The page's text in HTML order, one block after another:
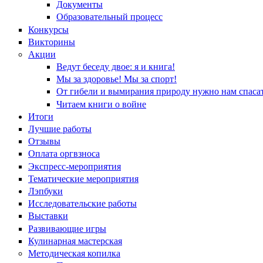
Документы
Образовательный процесс
Конкурсы
Викторины
Акции
Ведут беседу двое: я и книга!
Мы за здоровье! Мы за спорт!
От гибели и вымирания природу нужно нам
Читаем книги о войне
Итоги
Лучшие работы
Отзывы
Оплата оргвзноса
Экспресс-мероприятия
Тематические мероприятия
Лэпбуки
Исследовательские работы
Выставки
Развивающие игры
Кулинарная мастерская
Методическая копилка